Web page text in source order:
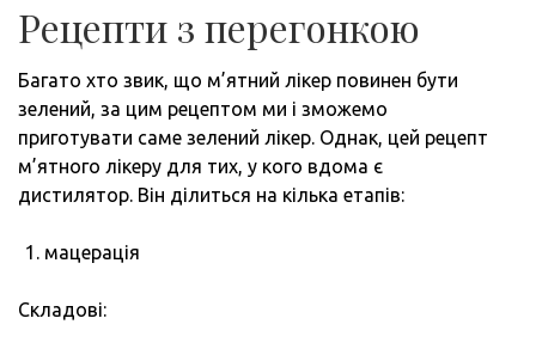
Рецепти з перегонкою
Багато хто звик, що м’ятний лікер повинен бути
зелений, за цим рецептом ми і зможемо
приготувати саме зелений лікер. Однак, цей рецепт
м’ятного лікеру для тих, у кого вдома є
дистилятор. Він ділиться на кілька етапів:
мацерація
Складові: